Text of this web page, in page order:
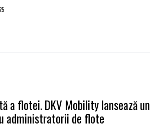
a flotei. DKV Mobility lansează un
administratorii de flote